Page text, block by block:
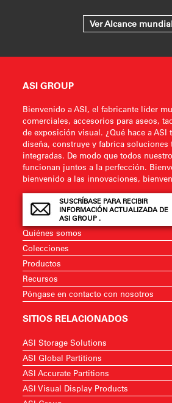
Ver Alcance
ASI GROUP
Bienvenido a ASI, el fabricante líder
comerciales, accesorios para aseos,
de exposición visual. ¿Qué hace a ASI
diseña, construye y fabrica soluciones
integradas. De modo que todos
funcionan juntos a la perfección.
bienvenido a las innovaciones,
SUSCRÍBASE PARA RECIBIR
INFORMACIÓN ACTUALIZADA DE
ASI GROUP .
Quiénes somos
Colecciones
Productos
Recursos
Póngase en contacto con nosotros
SITIOS RELACIONADOS
ASI Storage Solutions
ASI Global Partitions
ASI Accurate Partitions
ASI Visual Display Products